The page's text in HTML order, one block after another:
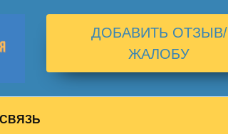
ДОБАВИТЬ ОТЗЫВ/
ЖАЛОБУ
СВЯЗЬ